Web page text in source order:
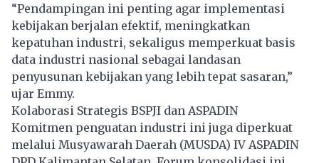
“Pendampingan ini penting agar implementasi
kebijakan berjalan efektif, meningkatkan
kepatuhan industri, sekaligus memperkuat basis
data industri nasional sebagai landasan
penyusunan kebijakan yang lebih tepat sasaran,”
ujar Emmy.
Kolaborasi Strategis BSPJI dan ASPADIN
Komitmen penguatan industri ini juga diperkuat
melalui Musyawarah Daerah (MUSDA) IV ASPADIN